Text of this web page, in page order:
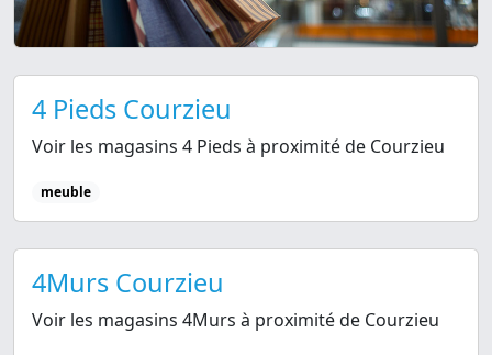
4 Pieds Courzieu
Voir les magasins 4 Pieds à proximité de Courzieu
meuble
4Murs Courzieu
Voir les magasins 4Murs à proximité de Courzieu